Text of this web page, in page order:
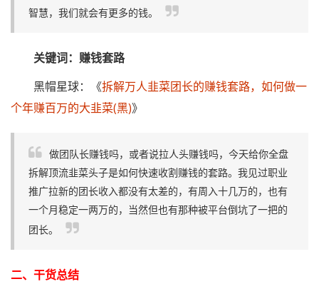
智慧，我们就会有更多的钱。
关键词：赚钱套路
黑帽星球：《拆解万人韭菜团长的赚钱套路，如何做一
个年赚百万的大韭菜(黑)》
做团队长赚钱吗，或者说拉人头赚钱吗，今天给你全盘
拆解顶流韭菜头子是如何快速收割赚钱的套路。我见过职业
推广拉新的团长收入都没有太差的，有周入十几万的，也有
一个月稳定一两万的，当然但也有那种被平台倒坑了一把的
团长。
二、干货总结